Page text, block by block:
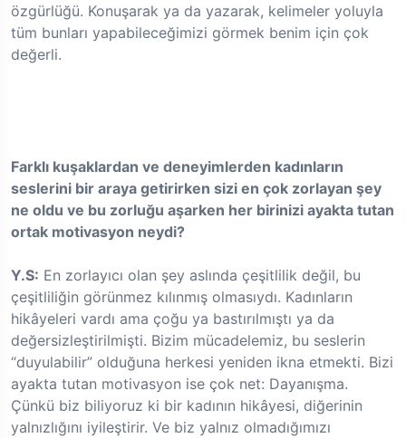
özgürlüğü. Konuşarak ya da yazarak, kelimeler yoluyla
tüm bunları yapabileceğimizi görmek benim için çok
değerli.
Farklı kuşaklardan ve deneyimlerden kadınların
seslerini bir araya getirirken sizi en çok zorlayan şey
ne oldu ve bu zorluğu aşarken her birinizi ayakta tutan
ortak motivasyon neydi?
Y.S: En zorlayıcı olan şey aslında çeşitlilik değil, bu
çeşitliliğin görünmez kılınmış olmasıydı. Kadınların
hikâyeleri vardı ama çoğu ya bastırılmıştı ya da
değersizleştirilmişti. Bizim mücadelemiz, bu seslerin
“duyulabilir” olduğuna herkesi yeniden ikna etmekti. Bizi
ayakta tutan motivasyon ise çok net: Dayanışma.
Çünkü biz biliyoruz ki bir kadının hikâyesi, diğerinin
yalnızlığını iyileştirir. Ve biz yalnız olmadığımızı